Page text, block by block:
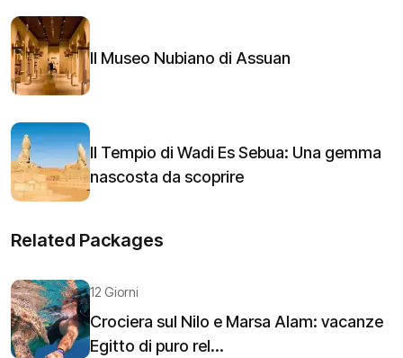
Il Museo Nubiano di Assuan
Il Tempio di Wadi Es Sebua: Una gemma
nascosta da scoprire
Related Packages
12 Giorni
Crociera sul Nilo e Marsa Alam: vacanze
Egitto di puro rel...